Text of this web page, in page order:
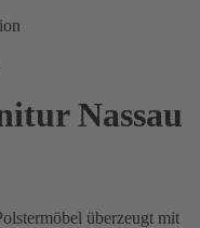
Nassau
überzeugt mit